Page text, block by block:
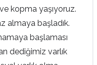
kopma yaşıyoruz.
almaya başladık.
başlaması
dediğimiz varlık